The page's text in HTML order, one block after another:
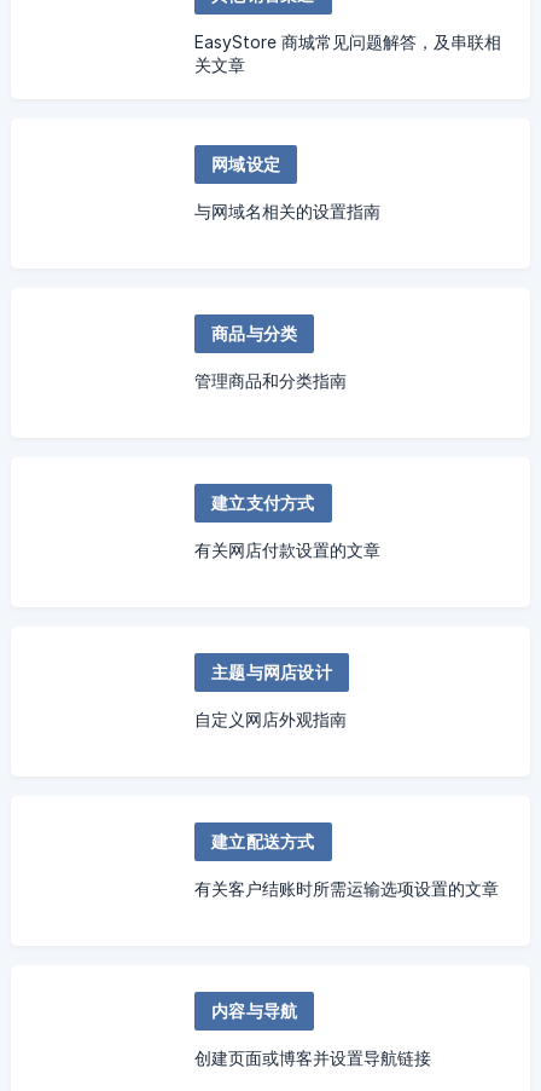
EasyStore 商城常见问题解答，及串联相
关文章
网域设定
与网域名相关的设置指南
商品与分类
管理商品和分类指南
建立支付方式
有关网店付款设置的文章
主题与网店设计
自定义网店外观指南
建立配送方式
有关客户结账时所需运输选项设置的文章
内容与导航
创建页面或博客并设置导航链接